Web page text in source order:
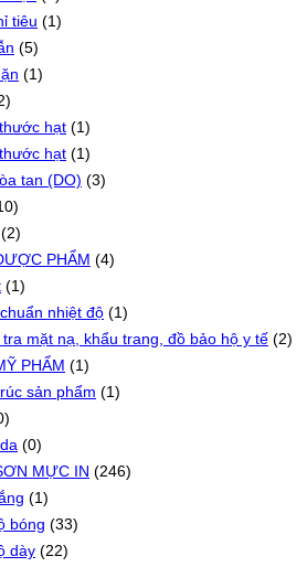
tiêu (1)
(5)
(1)
hạt (1)
hạt (1)
tan (DO) (3)
(2)
PHẨM (4)
(1)
nhiệt độ (1)
mặt nạ, khẩu trang, đồ bảo hộ y tế (2)
PHẨM (1)
sản phẩm (1)
(0)
MỰC IN (246)
(1)
bóng (33)
dày (22)